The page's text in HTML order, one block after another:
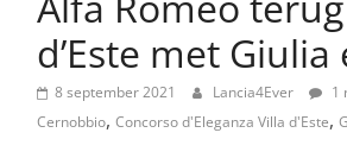
d’Este met
8 september 2021 Lancia4Ever 1
Cernobbio, Concorso d'Eleganza Villa d'Este,